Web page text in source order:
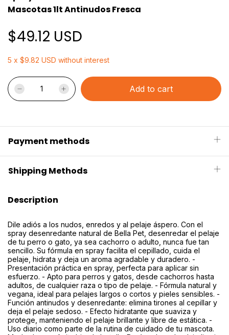
Mascotas 1lt Antinudos Fresca
$49.12 USD
5 x $9.82 USD without interest
Payment methods
Shipping Methods
Description
Dile adiós a los nudos, enredos y al pelaje áspero. Con el
spray desenredante natural de Bella Pet, desenredar el pelaje
de tu perro o gato, ya sea cachorro o adulto, nunca fue tan
sencillo. Su fórmula en spray facilita el cepillado, cuida el
pelaje, hidrata y deja un aroma agradable y duradero. -
Presentación práctica en spray, perfecta para aplicar sin
esfuerzo. - Apto para perros y gatos, desde cachorros hasta
adultos, de cualquier raza o tipo de pelaje. - Fórmula natural y
vegana, ideal para pelajes largos o cortos y pieles sensibles. -
Función antinudos y desenredante: elimina tirones al cepillar y
deja el pelaje sedoso. - Efecto hidratante que suaviza y
protege, manteniendo el pelaje brillante y libre de estática. -
Uso diario como parte de la rutina de cuidado de tu mascota.